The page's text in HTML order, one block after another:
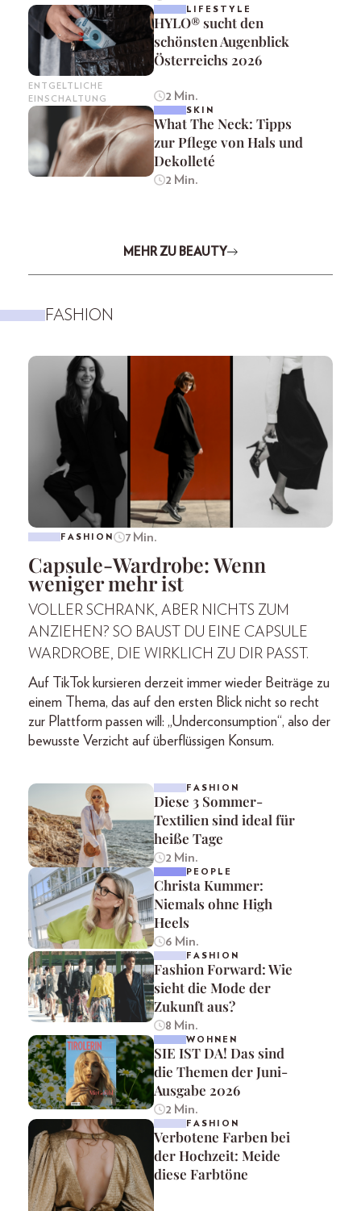
ENTGELTLICHE
EINSCHALTUNG
LIFESTYLE
HYLO® sucht den
schönsten Augenblick
Österreichs 2026
2 Min.
SKIN
What The Neck: Tipps
zur Pflege von Hals und
Dekolleté
2 Min.
MEHR ZU BEAUTY
FASHION
FASHION 7 Min.
Capsule-Wardrobe: Wenn
weniger mehr ist
VOLLER SCHRANK, ABER NICHTS ZUM
ANZIEHEN? SO BAUST DU EINE CAPSULE
WARDROBE, DIE WIRKLICH ZU DIR PASST.
Auf TikTok kursieren derzeit immer wieder Beiträge zu
einem Thema, das auf den ersten Blick nicht so recht
zur Plattform passen will: „Underconsumption“, also der
bewusste Verzicht auf überflüssigen Konsum.
FASHION
Diese 3 Sommer-
Textilien sind ideal für
heiße Tage
2 Min.
PEOPLE
Christa Kummer:
Niemals ohne High
Heels
6 Min.
FASHION
Fashion Forward: Wie
sieht die Mode der
Zukunft aus?
8 Min.
WOHNEN
SIE IST DA! Das sind
die Themen der Juni-
Ausgabe 2026
2 Min.
FASHION
Verbotene Farben bei
der Hochzeit: Meide
diese Farbtöne